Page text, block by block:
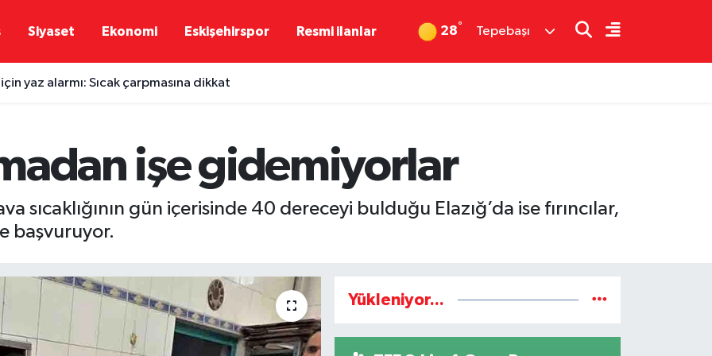
Siyaset Ekonomi Eskişehirspor Resmi ilanlar 28° Tepebaşı
yaz alarmı: Sıcak çarpmasına dikkat
işe gidemiyorlar
sıcaklığının gün içerisinde 40 dereceyi bulduğu Elazığ’da ise fırıncılar,
başvuruyor.
Yükleniyor...